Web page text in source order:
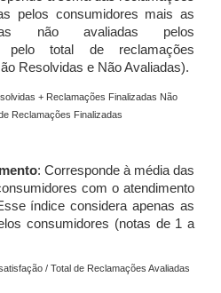
pelos consumidores mais as
não avaliadas pelos
pelo total de reclamações
Resolvidas e Não Avaliadas).
+ Reclamações Finalizadas Não
Reclamações Finalizadas
: Corresponde à média das
com o atendimento
índice considera apenas as
consumidores (notas de 1 a
/ Total de Reclamações Avaliadas